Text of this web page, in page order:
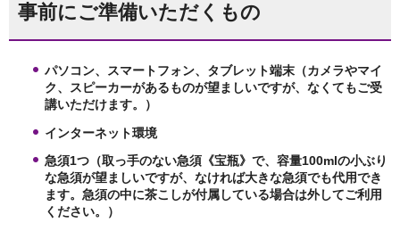
事前にご準備いただくもの
パソコン、スマートフォン、タブレット端末（カメラやマイ
ク、スピーカーがあるものが望ましいですが、なくてもご受
講いただけます。）
インターネット環境
急須1つ（取っ手のない急須《宝瓶》で、容量100mlの小ぶり
な急須が望ましいですが、なければ大きな急須でも代用でき
ます。急須の中に茶こしが付属している場合は外してご利用
ください。）